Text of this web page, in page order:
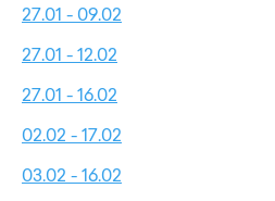
27.01 - 09.02
27.01 - 12.02
27.01 - 16.02
02.02 - 17.02
03.02 - 16.02